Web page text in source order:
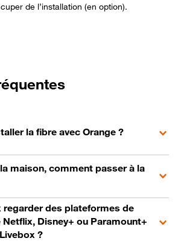
de l’installation (en option).
la fibre avec Orange ?
maison, comment passer à la
regarder des plateformes de
Disney+ ou Paramount+
?